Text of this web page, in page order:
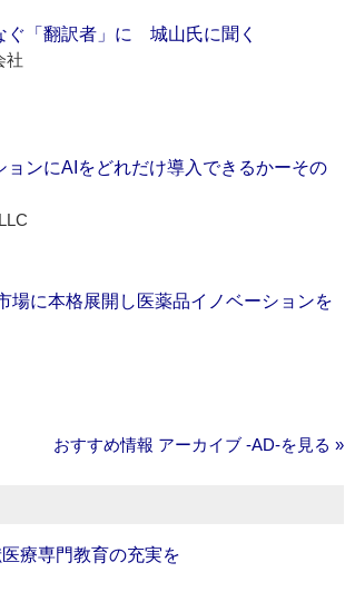
ぐ「翻訳者」に 城山氏に聞く
社
ンにAIをどれだけ導入できるかーその
場に本格展開し医薬品イノベーションを
おすすめ情報 アーカイブ ‐AD‐を見る »
療専門教育の充実を